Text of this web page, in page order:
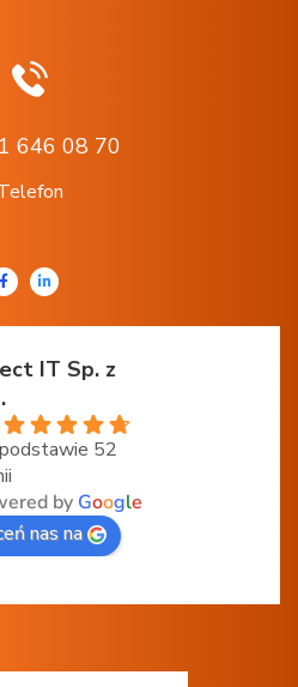
646 08 70
IT Sp. z
52
by Google
nas na